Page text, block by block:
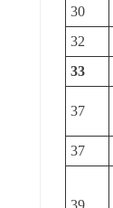
30
32
33
37
37
39